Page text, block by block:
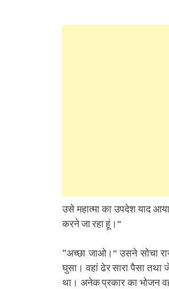
उसे महात्मा का उपदेश याद
करने जा रहा हूं।“
”अच्छा जाओ।“ उसने सोचा
घुसा। वहां ढेर सारा पैसा
था। अनेक प्रकार का भोजन